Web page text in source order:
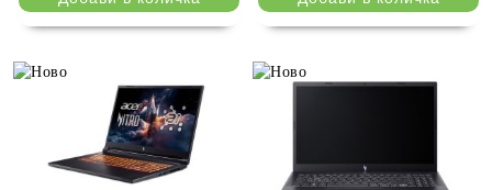
slot free), 1024GB PCIe
NVMe SSD, GeForce RTX
5070 8GB GDDR7, WiFi 6E,
BT 5.3, No Os, Black
1024GB PCIe NVMe SSD,
GeForce RTX 5070 8GB
GDDR7, FHD Cam, WiFi
6E, BT 5.3, No Os, Black